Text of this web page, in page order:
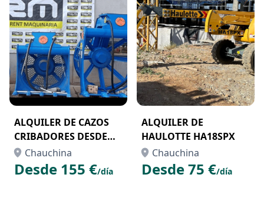
ALQUILER DE CAZOS
CRIBADORES DESDE
9TN A 30TN
Chauchina
Desde 155 €/día
ALQUILER DE
HAULOTTE HA18SPX
Chauchina
Desde 75 €/día